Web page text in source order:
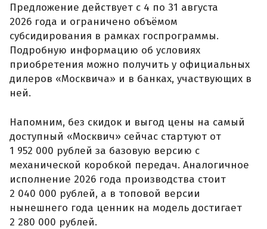
Предложение действует с 4 по 31 августа
2026 года и ограничено объёмом
субсидирования в рамках госпрограммы.
Подробную информацию об условиях
приобретения можно получить у официальных
дилеров «Москвича» и в банках, участвующих в
ней.
Напомним, без скидок и выгод цены на самый
доступный «Москвич» сейчас стартуют от
1 952 000 рублей за базовую версию с
механической коробкой передач. Аналогичное
исполнение 2026 года производства стоит
2 040 000 рублей, а в топовой версии
нынешнего года ценник на модель достигает
2 280 000 рублей.